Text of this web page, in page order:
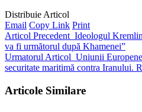
Distribuie Articol
Email Copy Link Print
Articol Precedent Ideologul
va fi următorul după Khamenei”
Urmatorul Articol Uniunii
securitate maritimă contra Iranului.
Articole Similare